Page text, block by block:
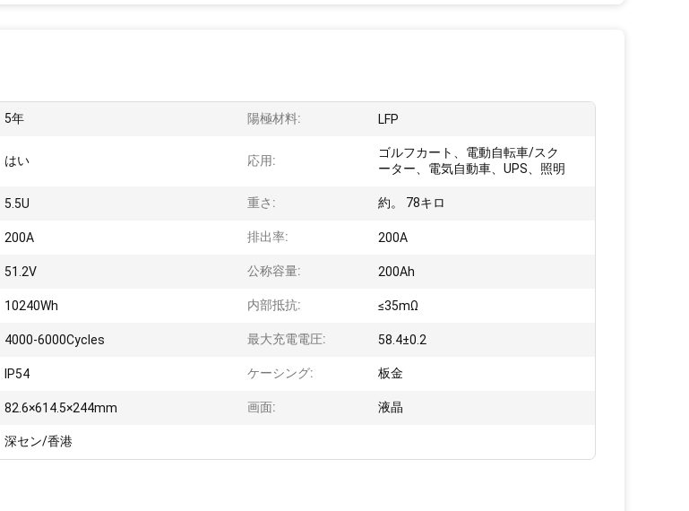
5年 陽極材料: LFP
はい 応用:
ゴルフカート、電動自転車/スク
ーター、電気自動車、UPS、照明
5.5U 重さ: 約。 78キロ
200A 排出率: 200A
51.2V 公称容量: 200Ah
10240Wh 内部抵抗: ≤35mΩ
4000-6000Cycles 最大充電電圧: 58.4±0.2
IP54 ケーシング: 板金
82.6×614.5×244mm 画面: 液晶
深セン/香港